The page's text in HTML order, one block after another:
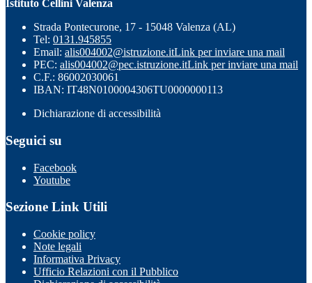
Istituto Cellini Valenza
Strada Pontecurone, 17 - 15048 Valenza (AL)
Tel: 0131.945855
Email: alis004002@istruzione.itLink per inviare una mail
PEC: alis004002@pec.istruzione.itLink per inviare una mail
C.F.: 86002030061
IBAN: IT48N0100004306TU0000000113
Dichiarazione di accessibilità
Seguici su
Facebook
Youtube
Sezione Link Utili
Cookie policy
Note legali
Informativa Privacy
Ufficio Relazioni con il Pubblico